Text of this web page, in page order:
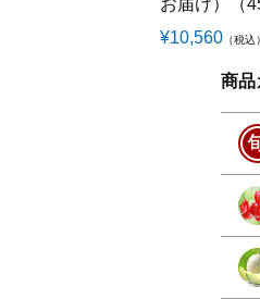
¥10,560 （税込）
商品